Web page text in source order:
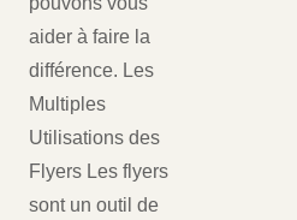
aider à faire la
différence. Les
Multiples
Utilisations des
Flyers Les flyers
sont un outil de